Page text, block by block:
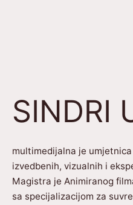
SINDRI
multimedijalna je
izvedbenih, vizualnih i
Magistra je Animiranog
sa specijalizacijom za